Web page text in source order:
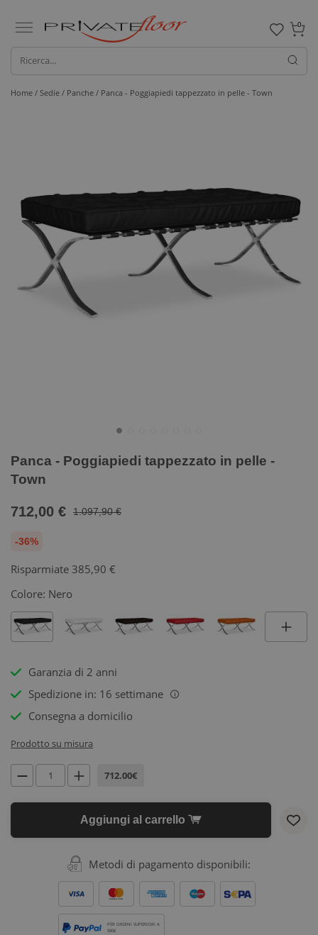
0
Home / Sedie / Panche / Panca - Poggiapiedi tappezzato in pelle - Town
Panca - Poggiapiedi tappezzato in pelle -
Town
712,00 € 1.097,90 €
-36%
Risparmiate 385,90 €
Colore: Nero
Garanzia di 2 anni
Spedizione in: 16 settimane
i
Consegna a domicilio
Prodotto su misura
712.00€
Aggiungi al carrello
Metodi di pagamento disponibili:
PER ORDINI SUPERIORI A
500€